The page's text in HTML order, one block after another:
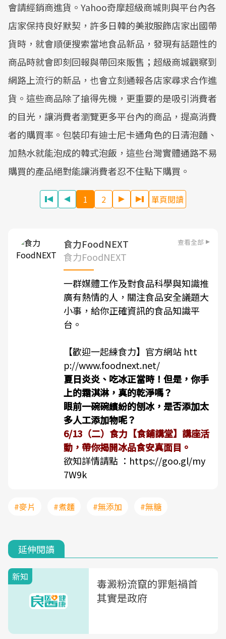
會請經銷商進貨。Yahoo奇摩超級商城則與平台內各
店家保持良好默契，許多日韓的美妝服飾店家出國帶
貨時，就會順便搜索當地食品新品，發現有話題性的
商品時就會即刻回報與帶回來販售；超級商城觀察到
網路上流行的新品，也會立刻通報各店家尋求合作進
貨。這些商品除了搶得先機，更重要的是吸引消費者
的目光，讓消費者瀏覽更多平台內的商品，提高消費
者的購買率。包裝印有迪士尼卡通角色的日清泡麵、
加熱水就能泡成的韓式泡飯，這些台灣實體通路不易
購買的產品絕對能讓消費者忍不住點下購買。
1 2 單頁閱讀
食力FoodNEXT 查看全部
食力FoodNEXT
一群媒體工作及對食品科學與知識推
廣有熱情的人，關注食品安全議題大
小事，給你正確資訊的食品知識平
台。
【歡迎一起練食力】官方網站 htt
p://www.foodnext.net/
夏日炎炎、吃冰正當時！但是，你手
上的霜淇淋，真的乾淨嗎？
眼前一碗碗繽紛的刨冰，是否添加太
多人工添加物呢？
6/13（二）食力【食鋪講堂】講座活
動，帶你揭開冰品食安真面目。
欲知詳情請點 ： https://goo.gl/my
7W9k
#麥片 #煮麵 #無添加 #無糖
延伸閱讀
新知
毒澱粉流竄的罪魁禍首
其實是政府